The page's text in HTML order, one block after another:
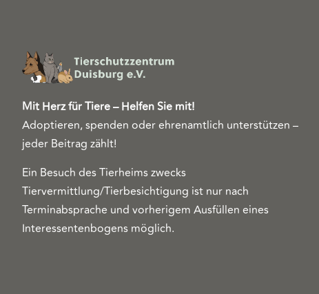
Mit Herz für Tiere – Helfen Sie mit!
Adoptieren, spenden oder ehrenamtlich unterstützen –
jeder Beitrag zählt!
Ein Besuch des Tierheims zwecks
Tiervermittlung/Tierbesichtigung ist nur nach
Terminabsprache und vorherigem Ausfüllen eines
Interessentenbogens möglich.